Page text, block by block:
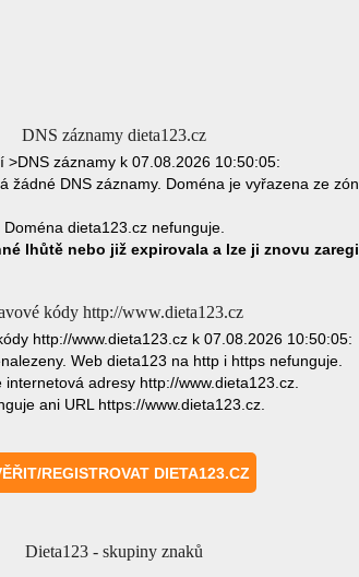
DNS záznamy dieta123.cz
>DNS záznamy k 07.08.2026 10:50:05:
žádné DNS záznamy. Doména je vyřazena ze
Doména dieta123.cz nefunguje.
lhůtě nebo již expirovala a lze ji znovu
kódy http://www.dieta123.cz
http://www.dieta123.cz k 07.08.2026 10:50:05:
Web dieta123 na http i https nefunguje.
internetová adresy http://www.dieta123.cz.
ani URL https://www.dieta123.cz.
Dieta123 - skupiny znaků